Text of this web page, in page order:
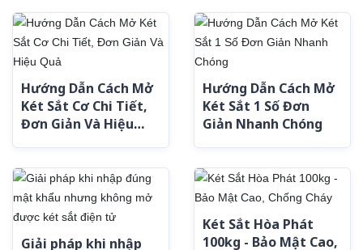
Hướng Dẫn Cách Mở
Két Sắt Cơ Chi Tiết,
Đơn Giản Và Hiệu
Hướng Dẫn Cách Mở
Két Sắt 1 Số Đơn
Giản Nhanh Chóng
Giải pháp khi nhập
Két Sắt Hòa Phát
100kg - Bảo Mật Cao,